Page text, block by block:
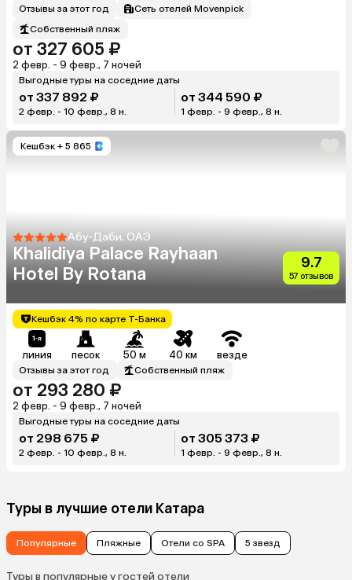
Отзывы за этот год
Сеть отелей Movenpick
Собственный пляж
от 327 605 ₽
2 февр. - 9 февр., 7 ночей
Выгодные туры на соседние даты
от 337 892 ₽
2 февр. - 10 февр., 8 н.
от 344 590 ₽
1 февр. - 9 февр., 8 н.
Кешбэк + 5 865
Абу-Даби, ОАЭ
Khalidiya Palace Rayhaan
Hotel By Rotana
9.7
57 отзывов
Кешбэк 4% по карте Т-Банка
линия песок 50 м 40 км везде
Отзывы за этот год Собственный пляж
от 293 280 ₽
2 февр. - 9 февр., 7 ночей
Выгодные туры на соседние даты
от 298 675 ₽
2 февр. - 10 февр., 8 н.
от 305 373 ₽
1 февр. - 9 февр., 8 н.
Туры в лучшие отели Катара
Популярные Пляжные Отели со SPA 5 звезд
Туры в популярные у гостей отели